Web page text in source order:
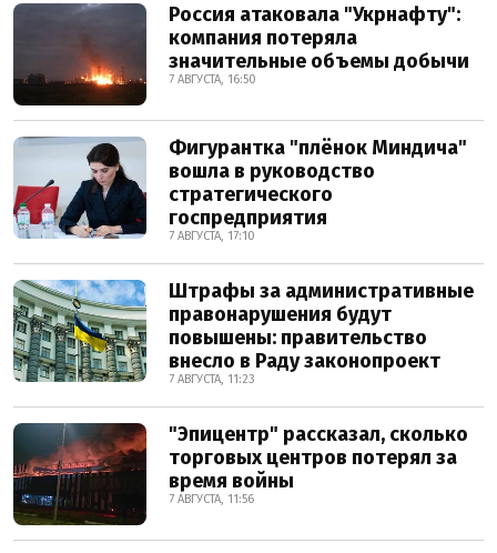
Россия атаковала "Укрнафту":
компания потеряла
значительные объемы добычи
7 АВГУСТА, 16:50
Фигурантка "плёнок Миндича"
вошла в руководство
стратегического
госпредприятия
7 АВГУСТА, 17:10
Штрафы за административные
правонарушения будут
повышены: правительство
внесло в Раду законопроект
7 АВГУСТА, 11:23
"Эпицентр" рассказал, сколько
торговых центров потерял за
время войны
7 АВГУСТА, 11:56